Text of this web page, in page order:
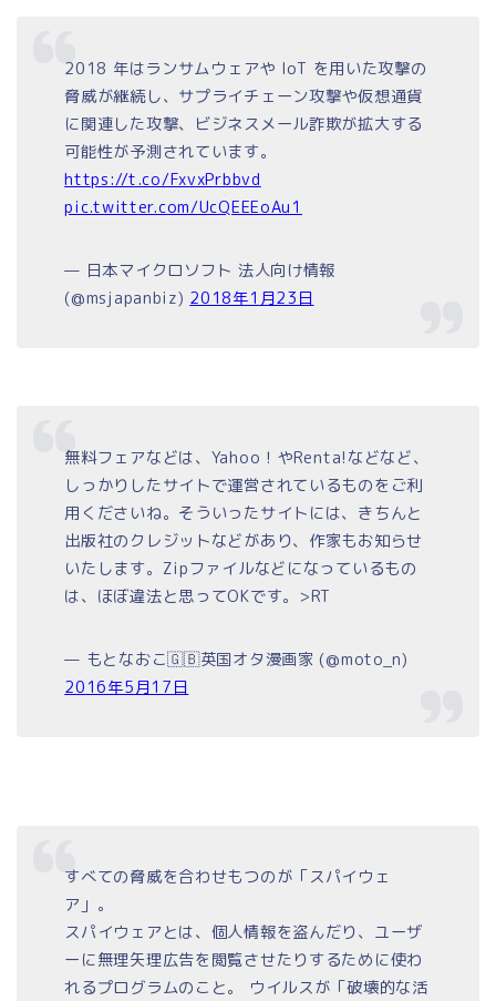
2018 年はランサムウェアや IoT を用いた攻撃の
脅威が継続し、サプライチェーン攻撃や仮想通貨
に関連した攻撃、ビジネスメール詐欺が拡大する
可能性が予測されています。
https://t.co/FxvxPrbbvd
pic.twitter.com/UcQEEEoAu1
— 日本マイクロソフト 法人向け情報
(@msjapanbiz) 2018年1月23日
無料フェアなどは、Yahoo！やRenta!などなど、
しっかりしたサイトで運営されているものをご利
用くださいね。そういったサイトには、きちんと
出版社のクレジットなどがあり、作家もお知らせ
いたします。Zipファイルなどになっているもの
は、ほぼ違法と思ってOKです。>RT
— もとなおこ🇬🇧英国オタ漫画家 (@moto_n)
2016年5月17日
すべての脅威を合わせもつのが「スパイウェ
ア」。
スパイウェアとは、個人情報を盗んだり、ユーザ
ーに無理矢理広告を閲覧させたりするために使わ
れるプログラムのこと。 ウイルスが「破壊的な活